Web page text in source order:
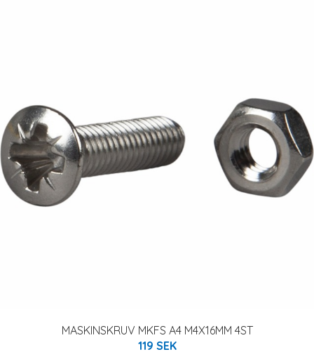
MASKINSKRUV MKFS A4 M4X16MM 4ST
119 SEK